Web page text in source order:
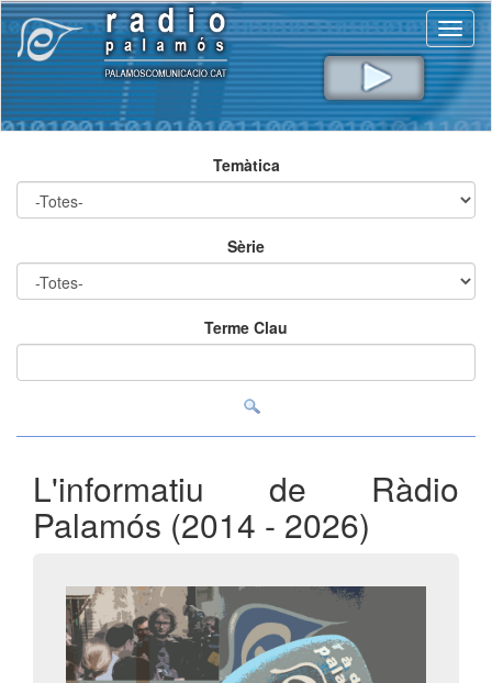
Temàtica
Sèrie
Terme Clau
L'informatiu de Ràdio
Palamós (2014 - 2026)